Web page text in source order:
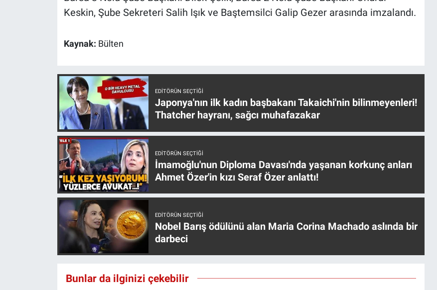
Keskin, Şube Sekreteri Salih Işık ve Baştemsilci Galip Gezer arasında imzalandı.
Kaynak: Bülten
EDITÖRÜN SEÇTIĞI
Japonya'nın ilk kadın başbakanı Takaichi'nin bilinmeyenleri!
Thatcher hayranı, sağcı muhafazakar
EDITÖRÜN SEÇTIĞI
İmamoğlu'nun Diploma Davası'nda yaşanan korkunç anları
Ahmet Özer'in kızı Seraf Özer anlattı!
EDITÖRÜN SEÇTIĞI
Nobel Barış ödülünü alan Maria Corina Machado aslında bir
darbeci
Bunlar da ilginizi çekebilir
Yerel Yaşam
Canlı Yayın